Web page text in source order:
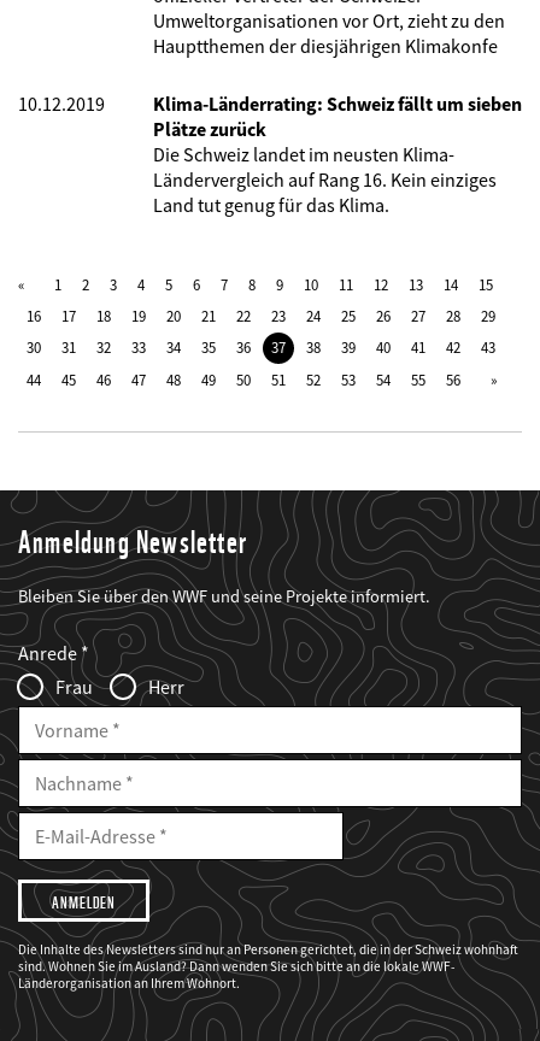
Umweltorganisationen vor Ort, zieht zu den
Hauptthemen der diesjährigen Klimakonfe
10.12.2019
Klima-Länderrating: Schweiz fällt um sieben
Plätze zurück
Die Schweiz landet im neusten Klima-
Ländervergleich auf Rang 16. Kein einziges
Land tut genug für das Klima.
1 2 3 4 5 6 7 8 9 10 11 12 13 14
15
16
17 18 19 20 21 22 23 24 25 26 27 28
29
30
31 32 33 34 35 36 37 38 39 40 41 42
43
44
45 46 47 48 49 50 51 52 53 54 55 56
Anmeldung Newsletter
Bleiben Sie über den WWF und seine Projekte informiert.
Web2Case
Infofelder
Fieldset
anrede_name
Anrede
Frau
Herr
Vorname
Nachname
E-
Mailadresse
E-
Adresse
Ich
möchte,
dass
der
WWF
mich
über
seine
Projekte
informiert.
Die Inhalte des Newsletters sind nur an Personen gerichtet, die in der Schweiz wohnhaft
sind. Wohnen Sie im Ausland? Dann wenden Sie sich bitte an die lokale WWF-
Länderorganisation an Ihrem Wohnort.